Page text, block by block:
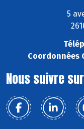
5
Coordonnées
Nous suivre sur